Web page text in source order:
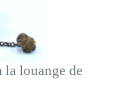
la louange de